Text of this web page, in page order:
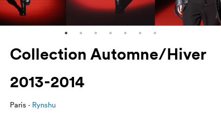
Collection Automne/Hiver
2013-2014
Paris · Rynshu